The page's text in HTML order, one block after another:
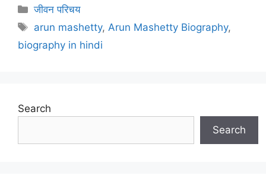
Categories
जीवन परिचय
Tags
arun mashetty, Arun Mashetty Biography,
biography in hindi
Search
Search